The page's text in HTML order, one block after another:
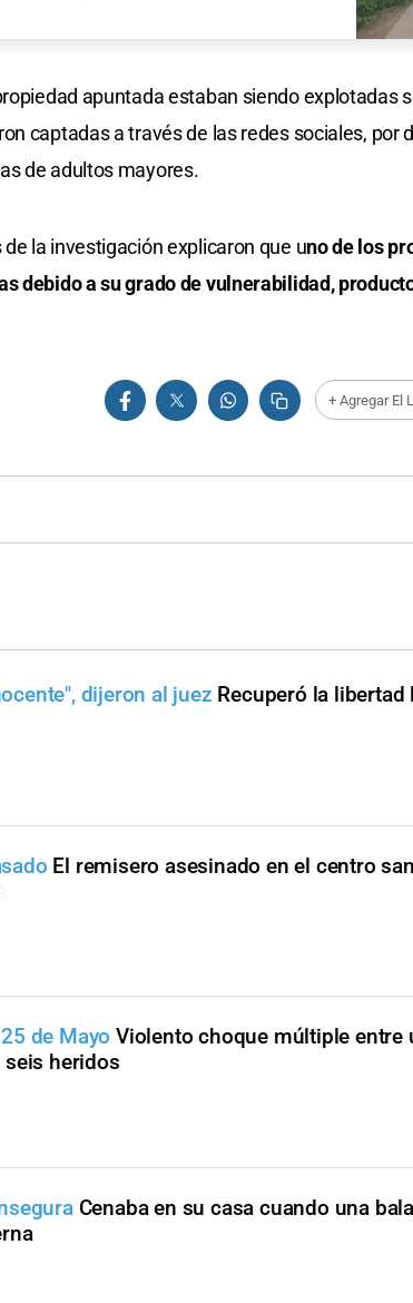
apuntada estaban siendo explotadas
captadas a través de las redes sociales, por
de adultos mayores.
la investigación explicaron que uno de los
debido a su grado de vulnerabilidad,
+ Agregar El
dijeron al juez Recuperó la
El remisero asesinado en el centro
de Mayo Violento choque múltiple entre
heridos
Cenaba en su casa cuando una